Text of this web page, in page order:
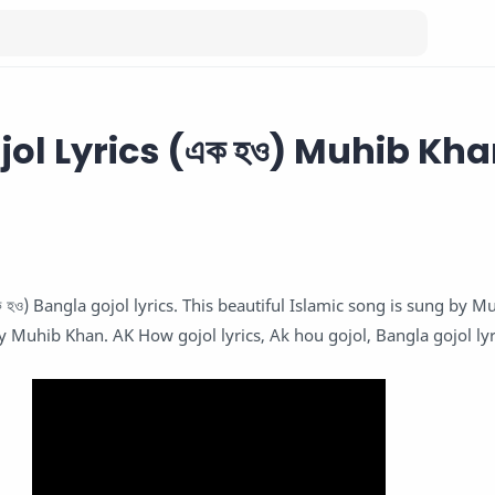
Lyrics (এক হও) Muhib
Bangla gojol lyrics. This beautiful Islamic song is sung by
Muhib Khan. AK How gojol lyrics, Ak hou gojol, Bangla gojol